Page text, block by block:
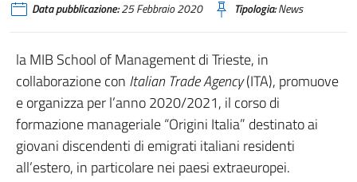
Data pubblicazione:25 Febbraio 2020 Tipologia:News
la MIB School of Management di Trieste, in
collaborazione con Italian Trade Agency(ITA), promuove
e organizza per l’anno 2020/2021, il corso di
formazione manageriale “Origini Italia” destinato ai
giovani discendenti di emigrati italiani residenti
all’estero, in particolare nei paesi extraeuropei.